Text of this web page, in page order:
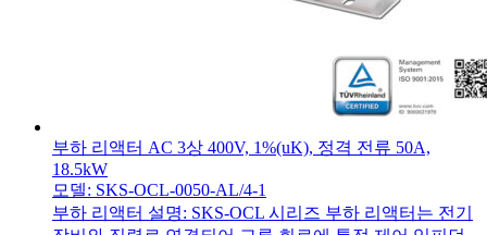
부하 리액터 AC 3상 400V, 1%(uK), 정격 전류 50A,
18.5kW
모델: SKS-OCL-0050-AL/4-1
부하 리액터 설명: SKS-OCL 시리즈 부하 리액터는 전기